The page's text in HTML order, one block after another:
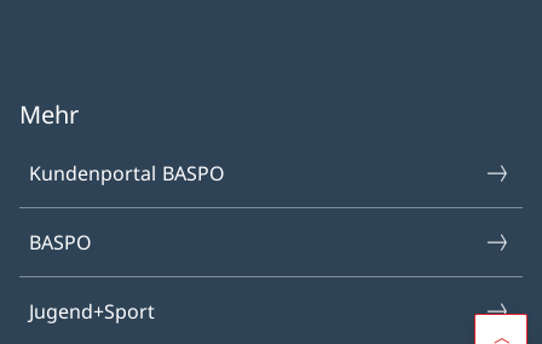
Mehr
Kundenportal BASPO
BASPO
Jugend+Sport